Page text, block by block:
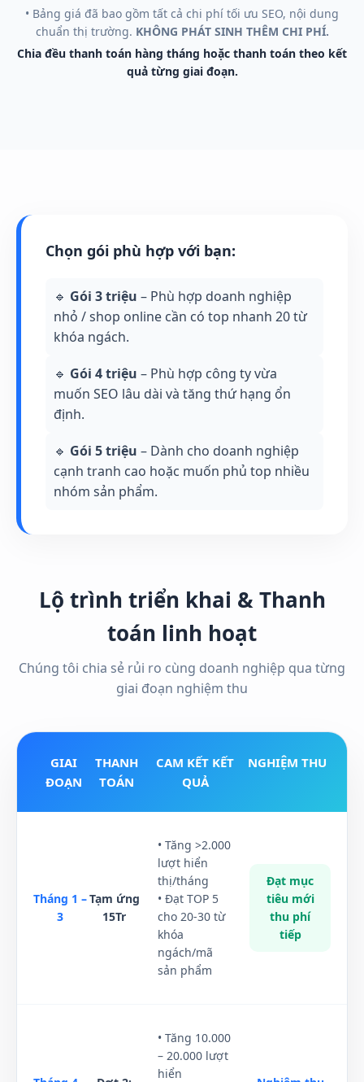
• Bảng giá đã bao gồm tất cả chi phí tối ưu SEO, nội dung
chuẩn thị trường. KHÔNG PHÁT SINH THÊM CHI PHÍ.
Chia đều thanh toán hàng tháng hoặc thanh toán theo kết
quả từng giai đoạn.
Chọn gói phù hợp với bạn:
🔹 Gói 3 triệu – Phù hợp doanh nghiệp
nhỏ / shop online cần có top nhanh 20 từ
khóa ngách.
🔹 Gói 4 triệu – Phù hợp công ty vừa
muốn SEO lâu dài và tăng thứ hạng ổn
định.
🔹 Gói 5 triệu – Dành cho doanh nghiệp
cạnh tranh cao hoặc muốn phủ top nhiều
nhóm sản phẩm.
Lộ trình triển khai & Thanh
toán linh hoạt
Chúng tôi chia sẻ rủi ro cùng doanh nghiệp qua từng
giai đoạn nghiệm thu
GIAI
ĐOẠN
THANH
TOÁN
CAM KẾT KẾT
QUẢ
NGHIỆM THU
Tháng 1 –
3
Tạm ứng
15Tr
• Tăng >2.000
lượt hiển
thị/tháng
• Đạt TOP 5
cho 20-30 từ
khóa
ngách/mã
sản phẩm
Đạt mục
tiêu mới
thu phí
tiếp
• Tăng 10.000
– 20.000 lượt
hiển